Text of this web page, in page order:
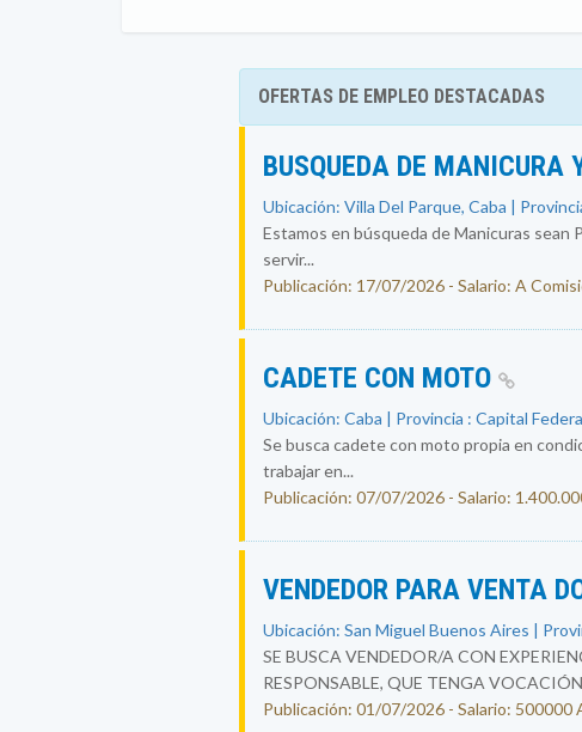
OFERTAS DE EMPLEO DESTACADAS
BUSQUEDA DE MANICURA
Ubicación: Villa Del Parque, Caba |
Estamos en búsqueda de Manicuras sean
servir...
Publicación: 17/07/2026 - Salario: A
CADETE CON MOTO
Ubicación: Caba | Provincia : Capital
Se busca cadete con moto propia en
trabajar en...
Publicación: 07/07/2026 - Salario:
VENDEDOR PARA VENTA
Ubicación: San Miguel Buenos Aires |
SE BUSCA VENDEDOR/A CON
RESPONSABLE, QUE TENGA
Publicación: 01/07/2026 - Salario: 500000